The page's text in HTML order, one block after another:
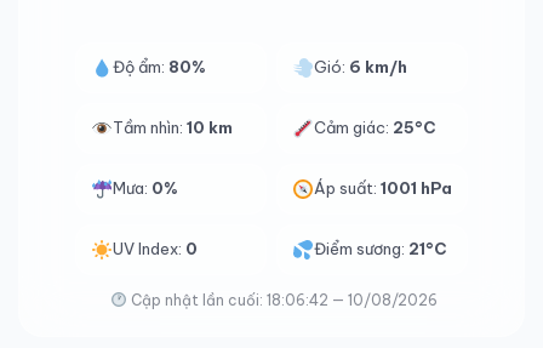
Độ ẩm: 80% Gió: 6 km/h
Tầm nhìn: 10 km Cảm giác: 25°C
Mưa: 0% Áp suất:1001 hPa
UV Index: 0 Điểm sương: 21°C
Cập nhật lần cuối: 18:06:42 — 10/08/2026